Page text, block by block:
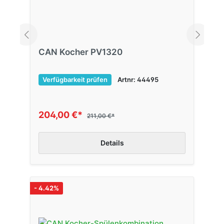
CAN Kocher PV1320
Verfügbarkeit prüfen Artnr: 44495
204,00 €* 211,00 €*
Details
- 4.42%